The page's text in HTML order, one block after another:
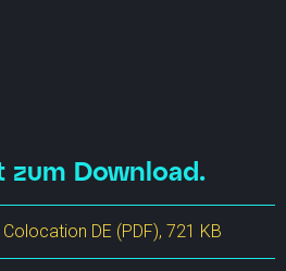
zum Download.
DE (PDF), 721 KB